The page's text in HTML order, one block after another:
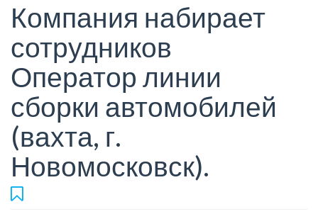
Компания набирает
сотрудников
Оператор линии
сборки автомобилей
(вахта, г.
Новомосковск).